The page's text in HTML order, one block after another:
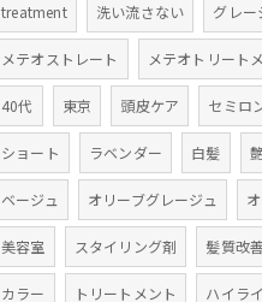
treatment 洗い流さない グレー
メテオストレート メテオトリート
40代 東京 頭皮ケア セミロ
ショート ラベンダー 白髪
ベージュ オリーブグレージュ
美容室 スタイリング剤 髪質改善
カラー トリートメント ハイラ